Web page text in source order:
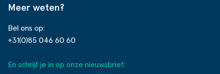
Meer weten?
Bel ons op:
+31(0)85 046 60 60
En schrijf je in op onze nieuwsbrief: